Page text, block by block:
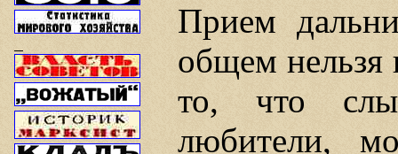
Прием
общем нельзя
то, что
любители,